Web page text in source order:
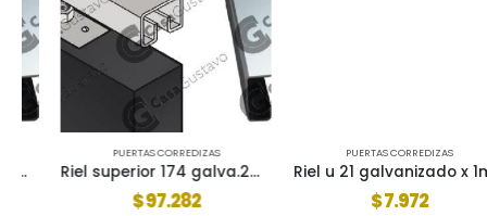
PUERTAS CORREDIZAS
Riel superior 174 galva.2mm x 3mt 1740011
97.282
PUERTAS CORREDIZAS
Riel u 21 galvanizado x 1mt 2100011
7.972